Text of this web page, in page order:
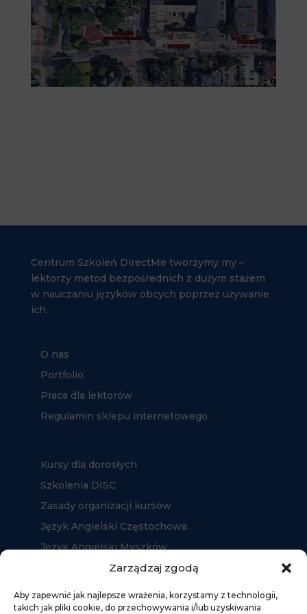
Zarządzaj zgodą
Aby zapewnić jak najlepsze wrażenia, korzystamy z technologii,
takich jak pliki cookie, do przechowywania i/lub uzyskiwania
Centrum Szkoleń DirectMe tworzymy my –
lektorzy metod bezpośrednich z dużym stażem
w nauczaniu języków obcych poprzez używanie
ich.
O nas
Portfolio
Praca dla lektorów
Regulamin sklepu internetowego
Kursy dla dorosłych
Szkolenia DISC
Zasady organizacji kursów
Język Angielski Częstochowa
Język Angielski Myszków
Język Angielski Kłobuck